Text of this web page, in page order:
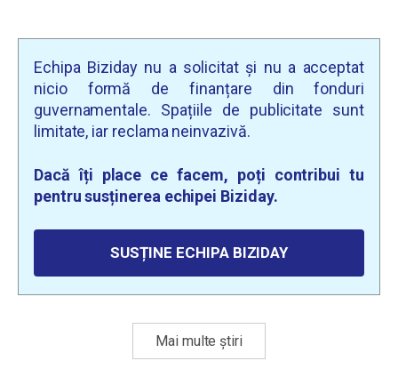
Echipa Biziday nu a solicitat și nu a acceptat
nicio formă de finanțare din fonduri
guvernamentale. Spațiile de publicitate sunt
limitate, iar reclama neinvazivă.
Dacă îți place ce facem, poți contribui tu
pentru susținerea echipei Biziday.
SUSȚINE ECHIPA BIZIDAY
Mai multe știri